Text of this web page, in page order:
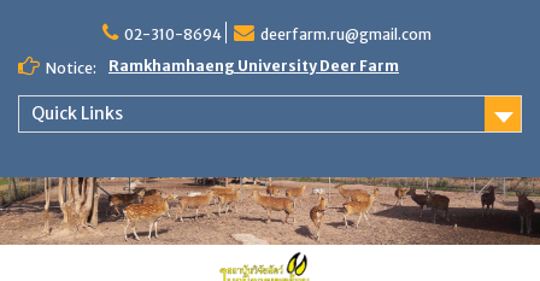
content
02-310-8694
deerfarm.ru@gmail.com
Notice:
Ramkhamhaeng University Deer Farm
Quick Links